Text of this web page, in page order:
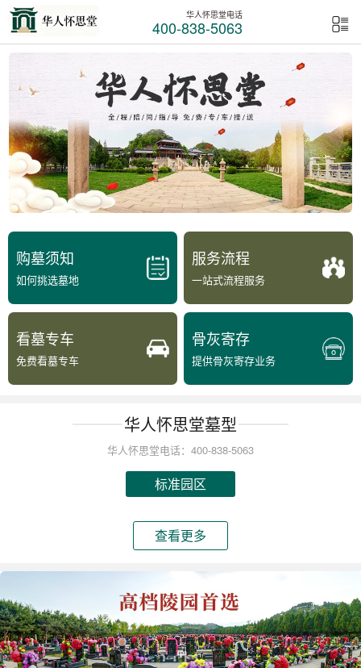
华人怀思堂电话
400-838-5063
购墓须知
如何挑选墓地
服务流程
一站式流程服务
看墓专车
免费看墓专车
骨灰寄存
提供骨灰寄存业务
华人怀思堂墓型
华人怀思堂电话：400-838-5063
标准园区
查看更多